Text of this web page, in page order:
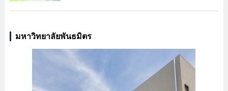
มหาวิทยาลัยพันธมิตร